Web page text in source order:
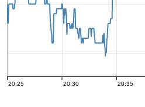
20:25 20:30 20:35